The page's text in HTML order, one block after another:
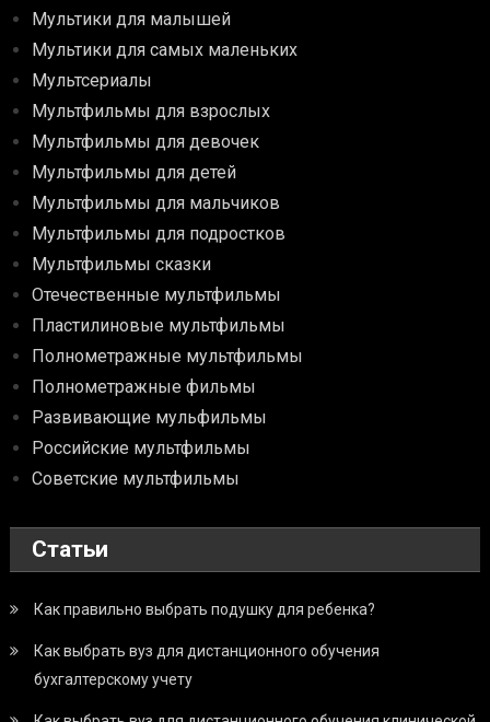
Мультики для малышей
Мультики для самых маленьких
Мультсериалы
Мультфильмы для взрослых
Мультфильмы для девочек
Мультфильмы для детей
Мультфильмы для мальчиков
Мультфильмы для подростков
Мультфильмы сказки
Отечественные мультфильмы
Пластилиновые мультфильмы
Полнометражные мультфильмы
Полнометражные фильмы
Развивающие мульфильмы
Российские мультфильмы
Советские мультфильмы
Статьи
Как правильно выбрать подушку для ребенка?
Как выбрать вуз для дистанционного обучения
бухгалтерскому учету